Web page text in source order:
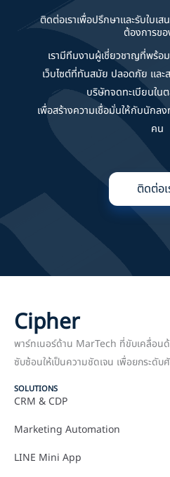
ติดต่อเราเพื่อปรึกษาและรับใบเ
ต้องการข
เรามีทีมงานผู้เชี่ยวชาญที่พร้
เว็บไซต์ที่ทันสมัย ปลอดภัย แล
บริษัทจดทะเบียนใ
เพื่อสร้างความเชื่อมั่นให้กับนักล
คน
ติดต่อเ
Cipher
พาร์ทเนอร์ด้าน MarTech ที่ขับเคลื่อน
ซับซ้อนให้เป็นความชัดเจน เพื่อยกระดั
SOLUTIONS
CRM & CDP
Marketing Automation
LINE Mini App